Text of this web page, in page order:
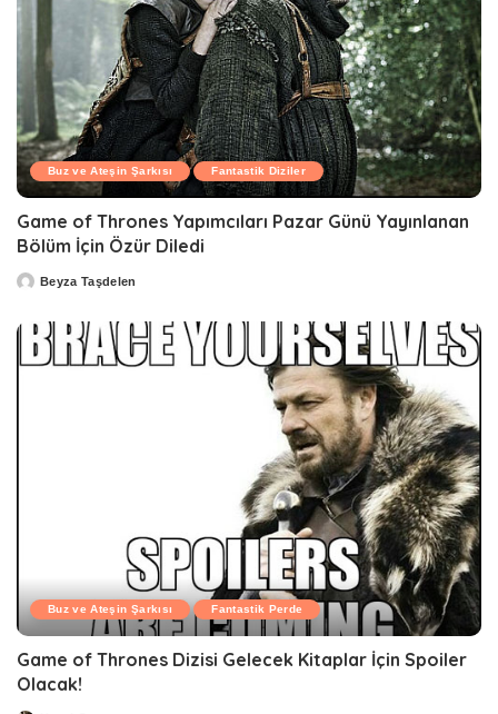
Buz ve Ateşin Şarkısı Fantastik Diziler
Game of Thrones Yapımcıları Pazar Günü Yayınlanan
Bölüm İçin Özür Diledi
PostedBeyza Taşdelen
Buz ve Ateşin Şarkısı Fantastik Perde
Game of Thrones Dizisi Gelecek Kitaplar İçin Spoiler
Olacak!